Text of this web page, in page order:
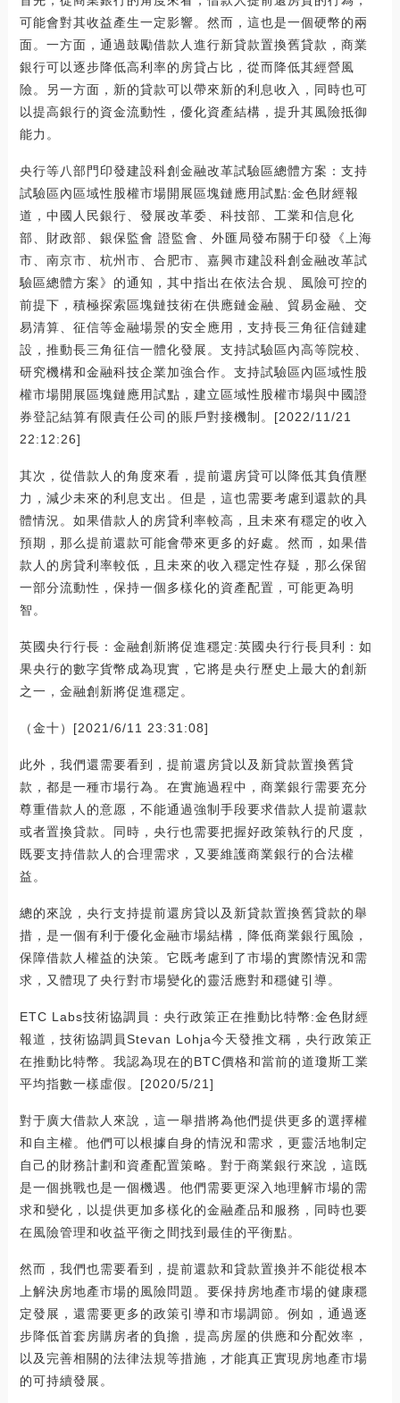
可能會對其收益產生一定影響。然而，這也是一個硬幣的兩
面。一方面，通過鼓勵借款人進行新貸款置換舊貸款，商業
銀行可以逐步降低高利率的房貸占比，從而降低其經營風
險。另一方面，新的貸款可以帶來新的利息收入，同時也可
以提高銀行的資金流動性，優化資產結構，提升其風險抵御
能力。
央行等八部門印發建設科創金融改革試驗區總體方案：支持
試驗區內區域性股權市場開展區塊鏈應用試點:金色財經報
道，中國人民銀行、發展改革委、科技部、工業和信息化
部、財政部、銀保監會 證監會、外匯局發布關于印發《上海
市、南京市、杭州市、合肥市、嘉興市建設科創金融改革試
驗區總體方案》的通知，其中指出在依法合規、風險可控的
前提下，積極探索區塊鏈技術在供應鏈金融、貿易金融、交
易清算、征信等金融場景的安全應用，支持長三角征信鏈建
設，推動長三角征信一體化發展。支持試驗區內高等院校、
研究機構和金融科技企業加強合作。支持試驗區內區域性股
權市場開展區塊鏈應用試點，建立區域性股權市場與中國證
券登記結算有限責任公司的賬戶對接機制。[2022/11/21
22:12:26]
其次，從借款人的角度來看，提前還房貸可以降低其負債壓
力，減少未來的利息支出。但是，這也需要考慮到還款的具
體情況。如果借款人的房貸利率較高，且未來有穩定的收入
預期，那么提前還款可能會帶來更多的好處。然而，如果借
款人的房貸利率較低，且未來的收入穩定性存疑，那么保留
一部分流動性，保持一個多樣化的資產配置，可能更為明
智。
英國央行行長：金融創新將促進穩定:英國央行行長貝利：如
果央行的數字貨幣成為現實，它將是央行歷史上最大的創新
之一，金融創新將促進穩定。
（金十）[2021/6/11 23:31:08]
此外，我們還需要看到，提前還房貸以及新貸款置換舊貸
款，都是一種市場行為。在實施過程中，商業銀行需要充分
尊重借款人的意愿，不能通過強制手段要求借款人提前還款
或者置換貸款。同時，央行也需要把握好政策執行的尺度，
既要支持借款人的合理需求，又要維護商業銀行的合法權
益。
總的來說，央行支持提前還房貸以及新貸款置換舊貸款的舉
措，是一個有利于優化金融市場結構，降低商業銀行風險，
保障借款人權益的決策。它既考慮到了市場的實際情況和需
求，又體現了央行對市場變化的靈活應對和穩健引導。
ETC Labs技術協調員：央行政策正在推動比特幣:金色財經
報道，技術協調員Stevan Lohja今天發推文稱，央行政策正
在推動比特幣。我認為現在的BTC價格和當前的道瓊斯工業
平均指數一樣虛假。[2020/5/21]
對于廣大借款人來說，這一舉措將為他們提供更多的選擇權
和自主權。他們可以根據自身的情況和需求，更靈活地制定
自己的財務計劃和資產配置策略。對于商業銀行來說，這既
是一個挑戰也是一個機遇。他們需要更深入地理解市場的需
求和變化，以提供更加多樣化的金融產品和服務，同時也要
在風險管理和收益平衡之間找到最佳的平衡點。
然而，我們也需要看到，提前還款和貸款置換并不能從根本
上解決房地產市場的風險問題。要保持房地產市場的健康穩
定發展，還需要更多的政策引導和市場調節。例如，通過逐
步降低首套房購房者的負擔，提高房屋的供應和分配效率，
以及完善相關的法律法規等措施，才能真正實現房地產市場
的可持續發展。